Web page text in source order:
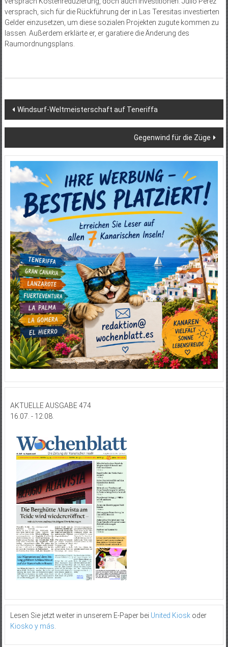
versprach, sich für die Rückführung der in Las Teresitas investierten
Gelder einzusetzen, um diese sozialen Projekten zugute kommen zu
lassen. Außerdem erklärte er, er garatiere die Änderung des
Raumordnungsplans.
Beitragsnavigation
Windsurf-Weltmeisterschaft auf Teneriffa
Gegenwind für die Züge
AKTUELLE AUSGABE 474
16.07. - 12.08.
Lesen Sie jetzt weiter in unserem E-Paper bei United Kioskoder
Kiosko y más